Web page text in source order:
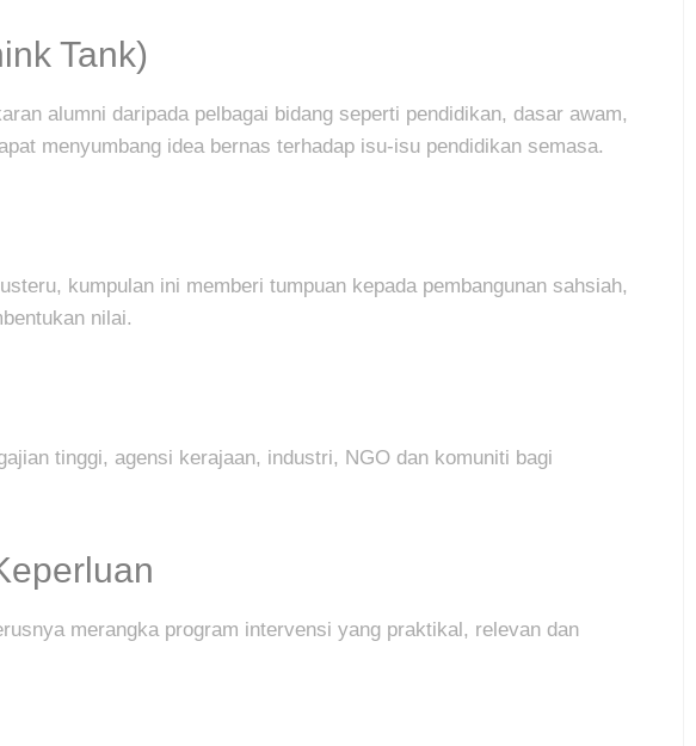
Tank)
alumni daripada pelbagai bidang seperti pendidikan, dasar awam,
menyumbang idea bernas terhadap isu-isu pendidikan semasa.
kumpulan ini memberi tumpuan kepada pembangunan sahsiah,
nilai.
tinggi, agensi kerajaan, industri, NGO dan komuniti bagi
merangka program intervensi yang praktikal, relevan dan